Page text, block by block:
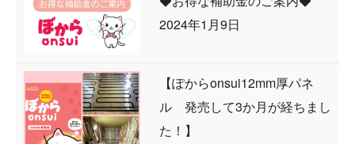
2024年1月9日
【ぽからonsui12mm厚パネ
ル 発売して3か月が経ちまし
た！】